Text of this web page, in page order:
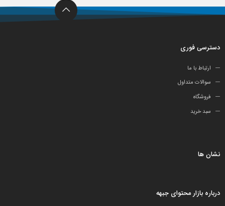
دسترسی فوری
ارتباط با ما
سوالات متداول
فروشگاه
سبد خرید
نشان ها
درباره بازار محتوای جبهه